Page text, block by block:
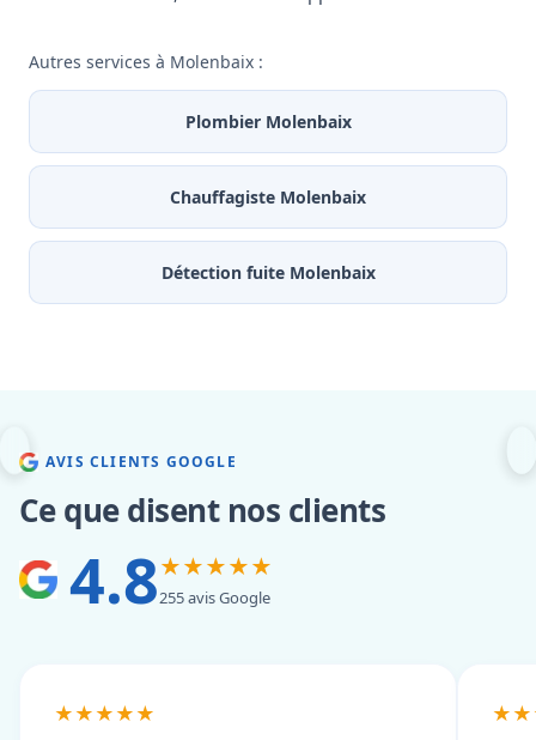
Autres services à Molenbaix :
Plombier Molenbaix
Chauffagiste Molenbaix
Détection fuite Molenbaix
AVIS CLIENTS GOOGLE
Ce que disent nos clients
4.8★★★★★
255 avis Google
★★★★★